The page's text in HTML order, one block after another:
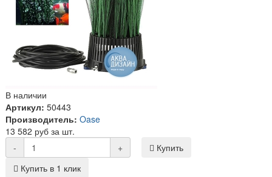
В наличии
Артикул: 50443
Производитель: Oase
13 582 руб за шт.
-
+
Купить
Купить в 1 клик